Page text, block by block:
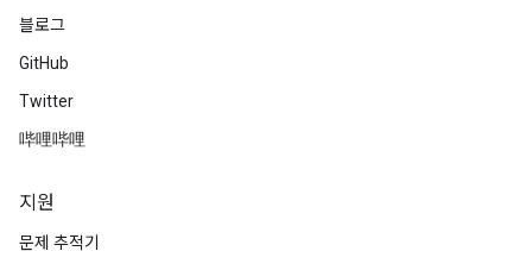
블로그
GitHub
Twitter
哔哩哔哩
지원
문제 추적기